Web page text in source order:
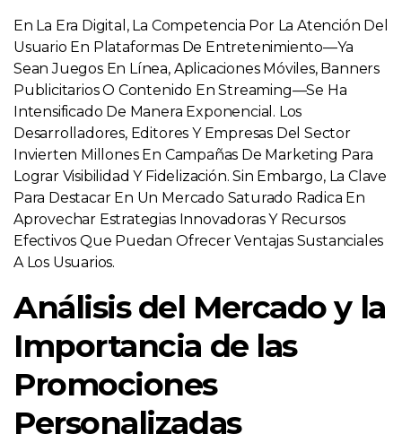
En La Era Digital, La Competencia Por La Atención Del
Usuario En Plataformas De Entretenimiento—Ya
Sean Juegos En Línea, Aplicaciones Móviles, Banners
Publicitarios O Contenido En Streaming—Se Ha
Intensificado De Manera Exponencial. Los
Desarrolladores, Editores Y Empresas Del Sector
Invierten Millones En Campañas De Marketing Para
Lograr Visibilidad Y Fidelización. Sin Embargo, La Clave
Para Destacar En Un Mercado Saturado Radica En
Aprovechar Estrategias Innovadoras Y Recursos
Efectivos Que Puedan Ofrecer Ventajas Sustanciales
A Los Usuarios.
Análisis del Mercado y la
Importancia de las
Promociones
Personalizadas